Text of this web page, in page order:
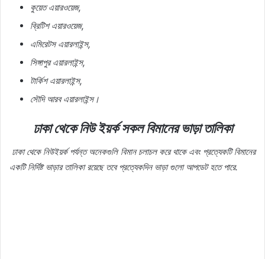
কুয়েত এয়ারওয়েজ,
ব্রিটিশ এয়ারওয়েজ,
এমিরেটস এয়ারলাইন্স,
সিঙ্গাপুর এয়ারলাইন্স,
টার্কিশ এয়ারলাইন্স,
সৌদি আরব এয়ারলাইন্স।
ঢাকাথেকেনিউইয়র্কসকল বিমানেরভাড়াতালিকা
ঢাকা থেকে নিউইয়র্ক পর্যন্ত অনেকগুলি বিমান চলাচল করে থাকে এবং প্রত্যেকটি বিমানের
একটি নির্দিষ্ট ভাড়ার তালিকা রয়েছে তবে প্রত্যেকদিন ভাড়া গুলো আপডেট হতে পারে.